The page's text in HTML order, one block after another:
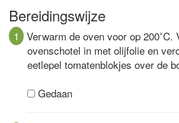
Bereidingswijze
1
Verwarm de oven voor op 200˚C.
ovenschotel in met olijfolie en
eetlepel tomatenblokjes over de
Gedaan